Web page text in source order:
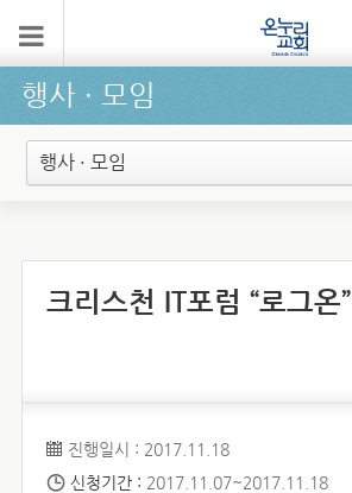
행사 ∙ 모임
행사 · 모임
크리스천 IT포럼 “로그온”
진행일시 : 2017.11.18
신청기간 : 2017.11.07~2017.11.18